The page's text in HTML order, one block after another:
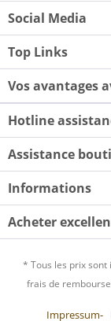
Social Media
Top Links
Vos avantages
Hotline
Assistance
Informations
Acheter
* Tous les prix sont
frais de
Impressum-